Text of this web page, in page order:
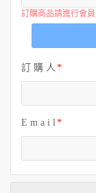
訂購商品請進行會
訂 購 人
E m a i l